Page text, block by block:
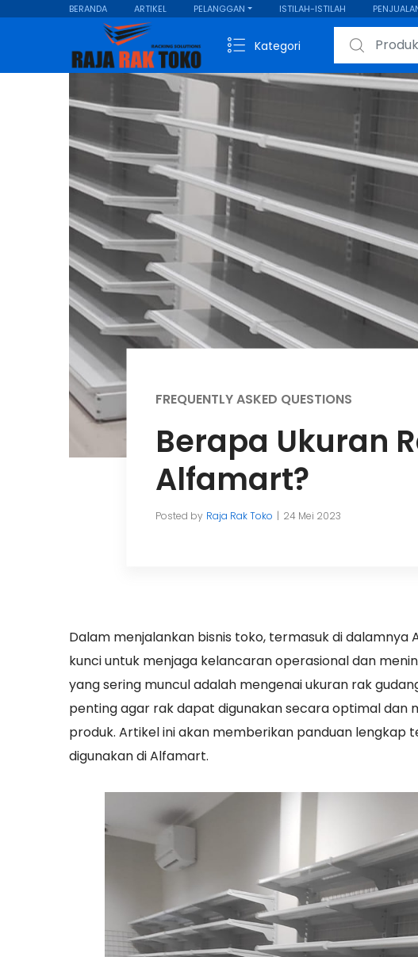
BERANDA ARTIKEL PELANGGAN ISTILAH-ISTILAH
Kategori
Search for:
FREQUENTLY ASKED QUESTIONS
Berapa Ukuran
Alfamart?
Posted by Raja Rak Toko 24 Mei 2023
Dalam menjalankan bisnis toko, termasuk di dalamnya
kunci untuk menjaga kelancaran operasional dan
yang sering muncul adalah mengenai ukuran rak
penting agar rak dapat digunakan secara optimal dan
produk. Artikel ini akan memberikan panduan lengkap
digunakan di Alfamart.